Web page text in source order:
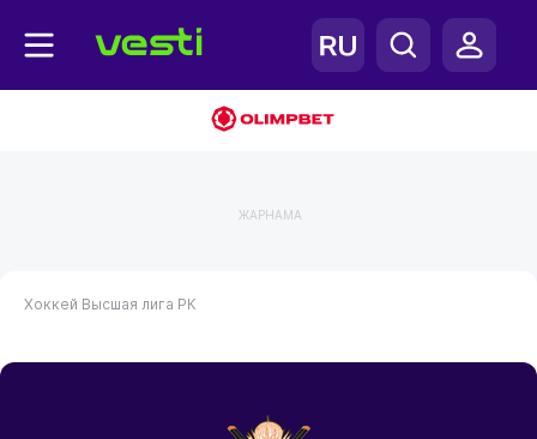
ЖАРНАМА
Хоккей Высшая лига РК